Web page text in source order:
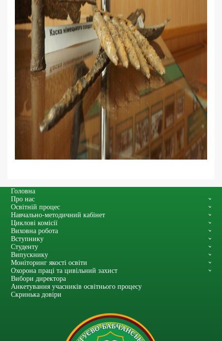
Головна
Про нас
Освітній процес
Навчально-методичний кабінет
Циклові комісії
Виховна робота
Вступнику
Студенту
Випускнику
Моніторинг якості освіти
Охорона праці та цивільний захист
Вибори директора
Анкетування учасників освітнього процесу
Скринька довіри